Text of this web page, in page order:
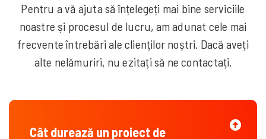
Pentru a vă ajuta să înțelegeți mai bine serviciile
noastre și procesul de lucru, am adunat cele mai
frecvente întrebări ale clienților noștri. Dacă aveți
alte nelămuriri, nu ezitați să ne contactați.
Cât durează un proiect de